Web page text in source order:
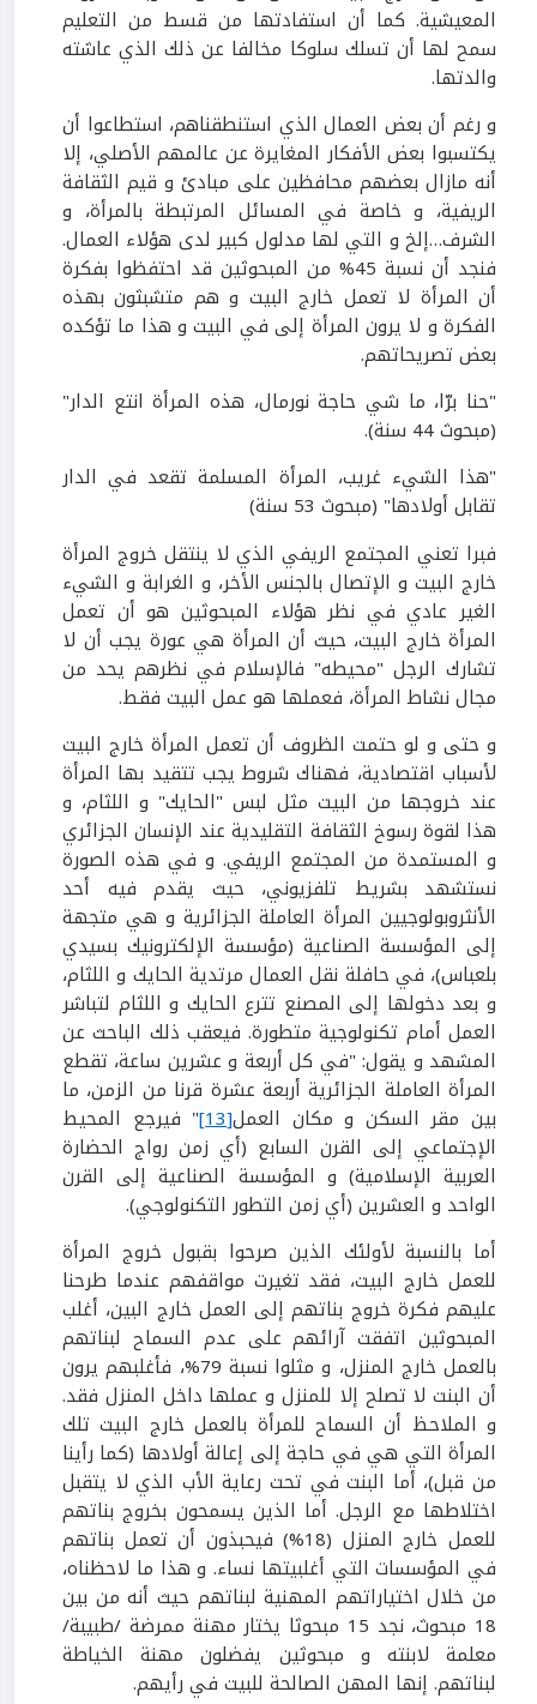
المعيشية. كما أن استفادتها من قسط من التعليم
سمح لها أن تسلك سلوكا مخالفا عن ذلك الذي عاشته
والدتها.
و رغم أن بعض العمال الذي استنطقناهم، استطاعوا أن
يكتسبوا بعض الأفكار المغايرة عن عالمهم الأصلي، إلا
أنه مازال بعضهم محافظين على مبادئ و قيم الثقافة
الريفية، و خاصة في المسائل المرتبطة بالمرأة، و
الشرف…إلخ و التي لها مدلول كبير لدى هؤلاء العمال.
فنجد أن نسبة 45% من المبحوثين قد احتفظوا بفكرة
أن المرأة لا تعمل خارج البيت و هم متشبثون بهذه
الفكرة و لا يرون المرأة إلى في البيت و هذا ما تؤكده
بعض تصريحاتهم.
"حنا برّا، ما شي حاجة نورمال، هذه المرأة انتع الدار"
(مبحوث 44 سنة).
"هذا الشيء غريب، المرأة المسلمة تقعد في الدار
تقابل أولادها" (مبحوث 53 سنة)
فبرا تعني المجتمع الريفي الذي لا ينتقل خروج المرأة
خارج البيت و الإتصال بالجنس الأخر، و الغرابة و الشيء
الغير عادي في نظر هؤلاء المبحوثين هو أن تعمل
المرأة خارج البيت، حيث أن المرأة هي عورة يجب أن لا
تشارك الرجل "محيطه" فالإسلام في نظرهم يحد من
مجال نشاط المرأة، فعملها هو عمل البيت فقط.
و حتى و لو حتمت الظروف أن تعمل المرأة خارج البيت
لأسباب اقتصادية، فهناك شروط يجب تتقيد بها المرأة
عند خروجها من البيت مثل لبس "الحايك" و اللثام، و
هذا لقوة رسوخ الثقافة التقليدية عند الإنسان الجزائري
و المستمدة من المجتمع الريفي. و في هذه الصورة
نستشهد بشريط تلفزيوني، حيث يقدم فيه أحد
الأنثروبولوجيين المرأة العاملة الجزائرية و هي متجهة
إلى المؤسسة الصناعية (مؤسسة الإلكترونيك بسيدي
بلعباس)، في حافلة نقل العمال مرتدية الحايك و اللثام،
و بعد دخولها إلى المصنع تترع الحايك و اللثام لتباشر
العمل أمام تكنولوجية متطورة. فيعقب ذلك الباحث عن
المشهد و يقول: "في كل أربعة و عشرين ساعة، تقطع
المرأة العاملة الجزائرية أربعة عشرة قرنا من الزمن، ما
بين مقر السكن و مكان العمل[13]
" فيرجع المحيط
الإجتماعي إلى القرن السابع (أي زمن رواج الحضارة
العربية الإسلامية) و المؤسسة الصناعية إلى القرن
الواحد و العشرين (أي زمن التطور التكنولوجي).
أما بالنسبة لأولئك الذين صرحوا بقبول خروج المرأة
للعمل خارج البيت، فقد تغيرت مواقفهم عندما طرحنا
عليهم فكرة خروج بناتهم إلى العمل خارج البين، أغلب
المبحوثين اتفقت آرائهم على عدم السماح لبناتهم
بالعمل خارج المنزل، و مثلوا نسبة 79%، فأغلبهم يرون
أن البنت لا تصلح إلا للمنزل و عملها داخل المنزل فقد.
و الملاحظ أن السماح للمرأة بالعمل خارج البيت تلك
المرأة التي هي في حاجة إلى إعالة أولادها (كما رأينا
من قبل)، أما البنت في تحت رعاية الأب الذي لا يتقبل
اختلاطها مع الرجل. أما الذين يسمحون بخروج بناتهم
للعمل خارج المنزل (18%) فيحبذون أن تعمل بناتهم
في المؤسسات التي أغلبيتها نساء. و هذا ما لاحظناه،
من خلال اختياراتهم المهنية لبناتهم حيث أنه من بين
18 مبحوث، نجد 15 مبحوثا يختار مهنة ممرضة /طبيبة/
معلمة لابنته و مبحوثين يفضلون مهنة الخياطة
لبناتهم. إنها المهن الصالحة للبيت في رأيهم.